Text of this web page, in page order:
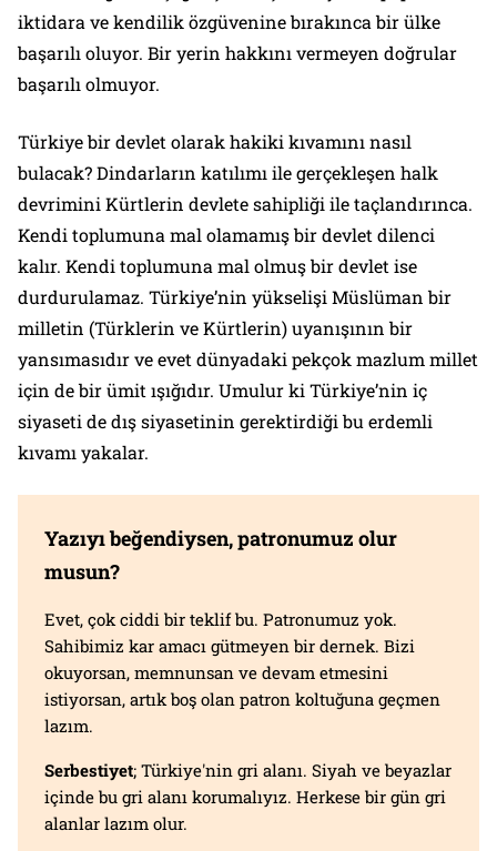
iktidara ve kendilik özgüvenine bırakınca bir ülke
başarılı oluyor. Bir yerin hakkını vermeyen doğrular
başarılı olmuyor.
Türkiye bir devlet olarak hakiki kıvamını nasıl
bulacak? Dindarların katılımı ile gerçekleşen halk
devrimini Kürtlerin devlete sahipliği ile taçlandırınca.
Kendi toplumuna mal olamamış bir devlet dilenci
kalır. Kendi toplumuna mal olmuş bir devlet ise
durdurulamaz. Türkiye’nin yükselişi Müslüman bir
milletin (Türklerin ve Kürtlerin) uyanışının bir
yansımasıdır ve evet dünyadaki pekçok mazlum millet
için de bir ümit ışığıdır. Umulur ki Türkiye’nin iç
siyaseti de dış siyasetinin gerektirdiği bu erdemli
kıvamı yakalar.
Yazıyı beğendiysen, patronumuz olur
musun?
Evet, çok ciddi bir teklif bu. Patronumuz yok.
Sahibimiz kar amacı gütmeyen bir dernek. Bizi
okuyorsan, memnunsan ve devam etmesini
istiyorsan, artık boş olan patron koltuğuna geçmen
lazım.
Serbestiyet; Türkiye'nin gri alanı. Siyah ve beyazlar
içinde bu gri alanı korumalıyız. Herkese bir gün gri
alanlar lazım olur.